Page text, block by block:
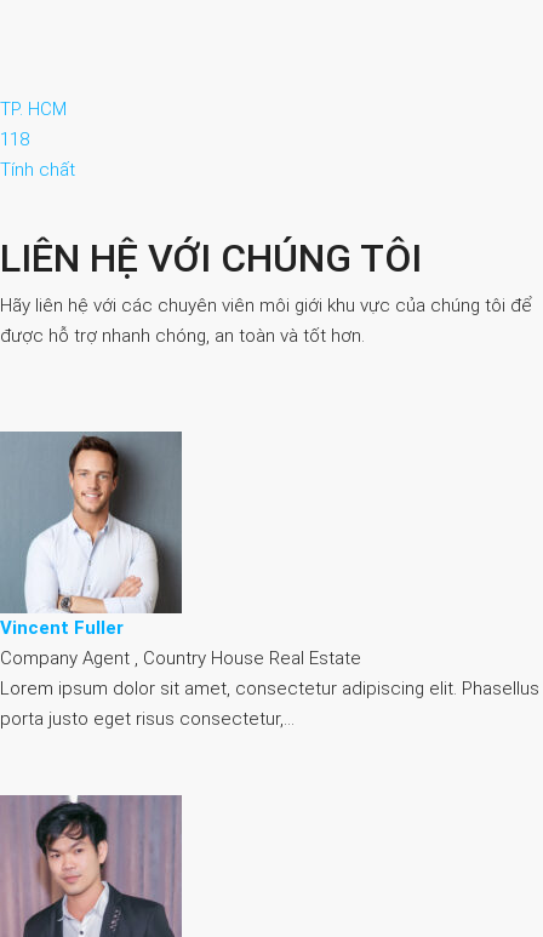
TP. HCM
118
Tính chất
LIÊN HỆ VỚI CHÚNG TÔI
Hãy liên hệ với các chuyên viên môi giới khu vực của chúng tôi để
được hỗ trợ nhanh chóng, an toàn và tốt hơn.
Vincent Fuller
Company Agent , Country House Real Estate
Lorem ipsum dolor sit amet, consectetur adipiscing elit. Phasellus
porta justo eget risus consectetur,…